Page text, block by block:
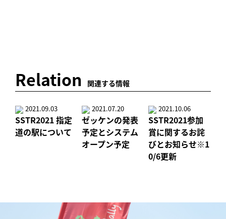
Relation 関連する情報
2021.09.03
SSTR2021 指定
道の駅について
2021.07.20
ゼッケンの発表
予定とシステム
オープン予定
2021.10.06
SSTR2021参加
賞に関するお詫
びとお知らせ※1
0/6更新